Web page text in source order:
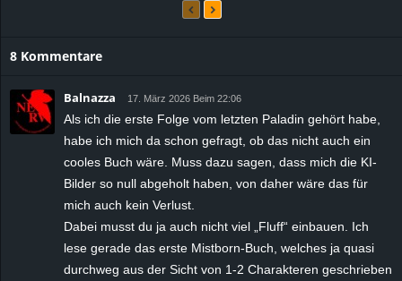
8 Kommentare
Balnazza 17. März 2026 Beim 22:06
Als ich die erste Folge vom letzten Paladin gehört habe,
habe ich mich da schon gefragt, ob das nicht auch ein
cooles Buch wäre. Muss dazu sagen, dass mich die KI-
Bilder so null abgeholt haben, von daher wäre das für
mich auch kein Verlust.
Dabei musst du ja auch nicht viel „Fluff“ einbauen. Ich
lese gerade das erste Mistborn-Buch, welches ja quasi
durchweg aus der Sicht von 1-2 Charakteren geschrieben